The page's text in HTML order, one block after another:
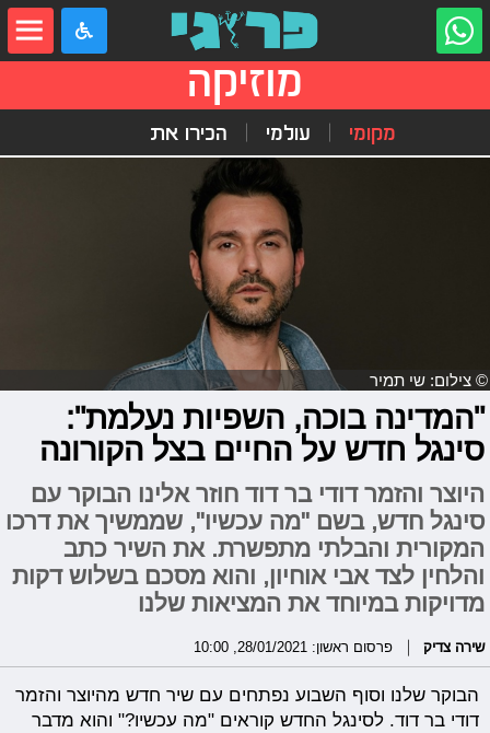
מוזיקה
מקומי עולמי הכירו את
© צילום: שי תמיר
"המדינה בוכה, השפיות נעלמת":
סינגל חדש על החיים בצל הקורונה
היוצר והזמר דודי בר דוד חוזר אלינו הבוקר עם
סינגל חדש, בשם "מה עכשיו", שממשיך את דרכו
המקורית והבלתי מתפשרת. את השיר כתב
והלחין לצד אבי אוחיון, והוא מסכם בשלוש דקות
מדויקות במיוחד את המציאות שלנו
שירה צדיק פרסום ראשון: 28/01/2021, 10:00
הבוקר שלנו וסוף השבוע נפתחים עם שיר חדש מהיוצר והזמר
דודי בר דוד. לסינגל החדש קוראים "מה עכשיו?" והוא מדבר